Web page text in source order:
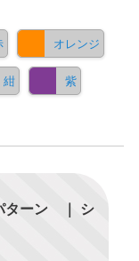
オレンジ
紺 紫
ターン ｜ シ